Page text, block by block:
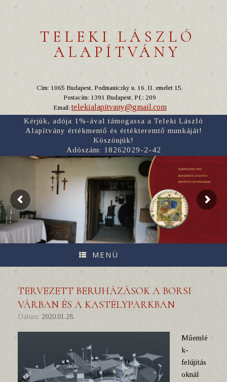
TELEKI LÁSZLÓ
ALAPÍTVÁNY
Cím: 1065 Budapest, Podmaniczky u. 16. II. emelet 15.
Postacím: 1391 Budapest, Pf.: 209
Email:telekialapitvany@gmail.com
Kérjük, adója 1%-ával támogassa a Teleki László
Alapítvány értékmentő és értékteremtő munkáját!
Köszönjük!
Adószám: 18262029-2-42
RÓMER FLÓRIS TERV
BORSI RÁKÓCZI-KASTÉLY
NÉPI ÉPÍTÉSZETI PROGRAM
MENÜ
TERVEZETT BERUHÁZÁSOK A BORSI
VÁRBAN ÉS A KASTÉLYPARKBAN
Dátum: 2020.01.28.
Műemlé
k-
felújítás
oknál